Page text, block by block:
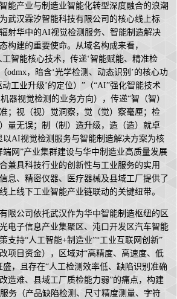
能产业与制造业智能化转型深度融合的浪潮
武汉霖汐智能科技有限公司的核心线上标
射华中的AI视觉检测服务、智能制造解决
构建的重要使命。从域名构成来看，
工智能核心技术，传递‘智能赋能、精准检
odmx，暗含‘光学检测、动态识别’的核心功
工业升级’的定位）”（“AI”强化智能技术
器视觉检测的业务方向），传递“智（智）
；视（视）觉洞察，觉（觉）察毫厘；检
量无误；制（制）造升级，造（造）就卓
AI视觉检测服务与智能制造解决方案为核
网”产业集群建设与华中制造业高质量发展
兼具科技行业的创新性与工业服务的实用
息、精密仪器、医疗器械及县域工厂提供了
上线下工业智能产业链联动的关键纽带。
限公司依托武汉作为华中智能制造枢纽的区
子信息产业集聚区、沌口开发区汽车智能
支持“人工智能+制造业”“工业互联网创新”
项目资金），区域对“高精度、高速度、低
盛，且存在“人工检测效率低、缺陷识别准确
造难、县域工厂质检能力弱”的痛点，构建
务（产品缺陷检测、尺寸精度测量、字符